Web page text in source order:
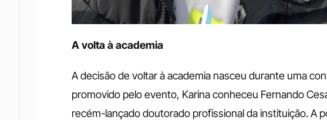
A volta à academia
A decisão de voltar à academia nasceu durante uma
promovido pelo evento, Karina conheceu Fernando
recém-lançado doutorado profissional da instituição. A